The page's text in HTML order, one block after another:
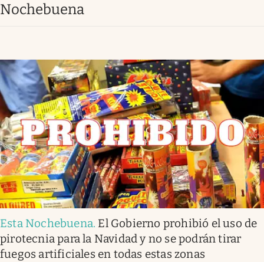
Apertura
Infotechnology
Clase
Clima
Mundial 2026
Eventos Corporativos
El Cronista Studio
Mediakit
abre en nueva pestaña
Argentina
Nochebuena
Esta Nochebuena. El Gobierno prohibió el uso de
pirotecnia para la Navidad y no se podrán tirar
fuegos artificiales en todas estas zonas